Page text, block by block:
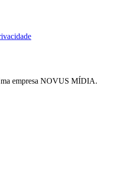
empresa NOVUS MÍDIA.